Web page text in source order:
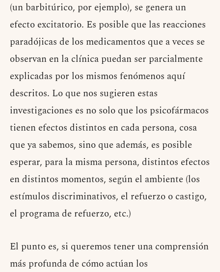
(un barbitúrico, por ejemplo), se genera un
efecto excitatorio. Es posible que las reacciones
paradójicas de los medicamentos que a veces se
observan en la clínica puedan ser parcialmente
explicadas por los mismos fenómenos aquí
descritos. Lo que nos sugieren estas
investigaciones es no solo que los psicofármacos
tienen efectos distintos en cada persona, cosa
que ya sabemos, sino que además, es posible
esperar, para la misma persona, distintos efectos
en distintos momentos, según el ambiente (los
estímulos discriminativos, el refuerzo o castigo,
el programa de refuerzo, etc.)
El punto es, si queremos tener una comprensión
más profunda de cómo actúan los